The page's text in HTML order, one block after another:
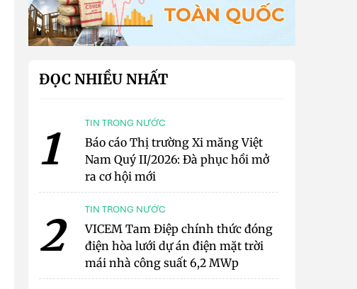
ĐỌC NHIỀU NHẤT
1 TIN TRONG NƯỚC
Báo cáo Thị trường Xi măng Việt
Nam Quý II/2026: Đà phục hồi mở
ra cơ hội mới
2 TIN TRONG NƯỚC
VICEM Tam Điệp chính thức đóng
điện hòa lưới dự án điện mặt trời
mái nhà công suất 6,2 MWp